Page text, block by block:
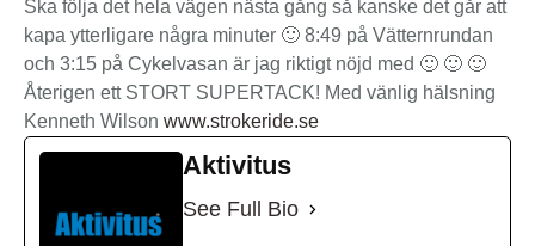
Ska följa det hela vägen nästa gång så kanske det går att
kapa ytterligare några minuter 🙂 8:49 på Vätternrundan
och 3:15 på Cykelvasan är jag riktigt nöjd med 🙂 🙂 🙂
Återigen ett STORT SUPERTACK! Med vänlig hälsning
Kenneth Wilson www.strokeride.se
Aktivitus
See Full Bio